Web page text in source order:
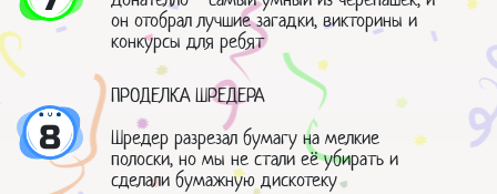
он отобрал лучшие загадки, викторины и
конкурсы для ребят
8
ПРОДЕЛКА ШРЕДЕРА
Шредер разрезал бумагу на мелкие
полоски, но мы не стали её убирать и
сделали бумажную дискотеку